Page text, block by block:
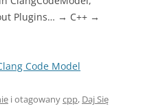
Plugins… → C++ →
Code Model
i otagowanycpp, Daj Się